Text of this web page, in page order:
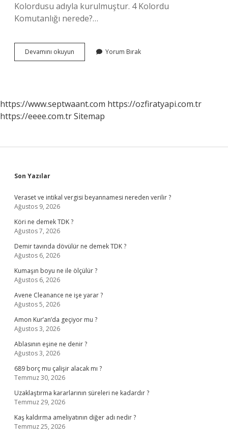
Kolordusu adıyla kurulmuştur. 4 Kolordu
Komutanlığı nerede?…
Devamını okuyun
2
Yorum Bırak
https://www.septwaant.com https://ozfiratyapi.com.tr
https://eeee.com.trSitemap
Sidebar
Son Yazılar
Veraset ve intikal vergisi beyannamesi nereden verilir ?
Ağustos 9, 2026
Köri ne demek TDK ?
Ağustos 7, 2026
Demir tavında dövülür ne demek TDK ?
Ağustos 6, 2026
Kumaşın boyu ne ile ölçülür ?
Ağustos 6, 2026
Avene Cleanance ne işe yarar ?
Ağustos 5, 2026
Amon Kur’an’da geçiyor mu ?
Ağustos 3, 2026
Ablasının eşine ne denir ?
Ağustos 3, 2026
689 borç mu çalişir alacak mı ?
Temmuz 30, 2026
Uzaklaştırma kararlarının süreleri ne kadardır ?
Temmuz 29, 2026
Kaş kaldırma ameliyatının diğer adı nedir ?
Temmuz 25, 2026